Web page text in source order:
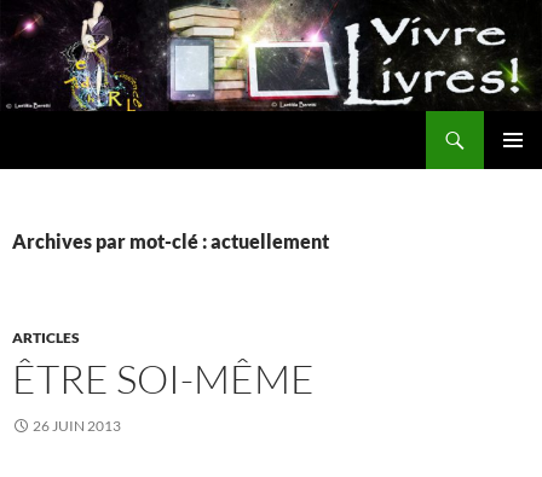
Aller
au
contenu
Archives par mot-clé : actuellement
ARTICLES
ÊTRE SOI-MÊME
26 JUIN 2013